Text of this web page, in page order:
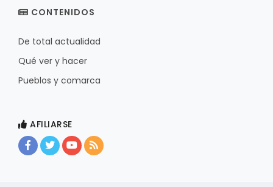
CONTENIDOS
De total actualidad
Qué ver y hacer
Pueblos y comarca
AFILIARSE